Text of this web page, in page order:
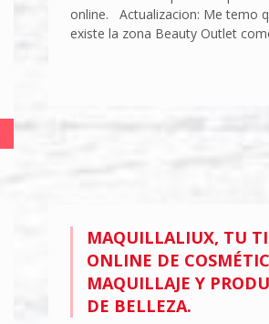
online. Actualizacion: Me temo
existe la zona Beauty Outlet
MAQUILLALIUX, TU
ONLINE DE
MAQUILLAJE Y
DE BELLEZA.